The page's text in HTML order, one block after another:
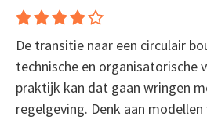
De transitie naar een circulair
technische en organisatorische
praktijk kan dat gaan wringen
regelgeving. Denk aan modellen